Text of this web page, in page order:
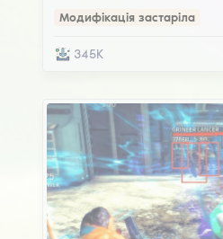
Модифікація застаріла
345K